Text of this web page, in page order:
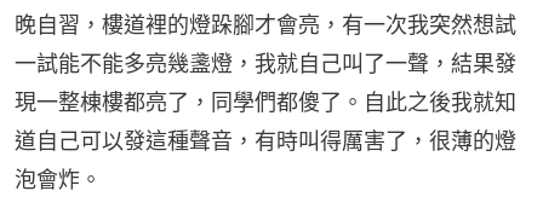
晚自習，樓道裡的燈跺腳才會亮，有一次我突然想試
一試能不能多亮幾盞燈，我就自己叫了一聲，結果發
現一整棟樓都亮了，同學們都傻了。自此之後我就知
道自己可以發這種聲音，有時叫得厲害了，很薄的燈
泡會炸。